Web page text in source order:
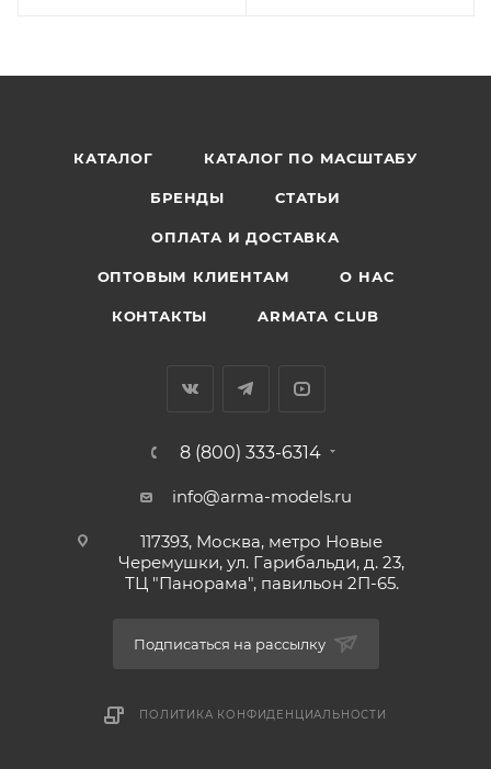
КАТАЛОГ КАТАЛОГ ПО МАСШТАБУ
БРЕНДЫ СТАТЬИ
ОПЛАТА И ДОСТАВКА
ОПТОВЫМ КЛИЕНТАМ О НАС
КОНТАКТЫ ARMATA CLUB
8 (800) 333-6314
info@arma-models.ru
117393, Москва, метро Новые
Черемушки, ул. Гарибальди, д. 23,
ТЦ "Панорама", павильон 2П-65.
Подписаться на рассылку
ПОЛИТИКА КОНФИДЕНЦИАЛЬНОСТИ